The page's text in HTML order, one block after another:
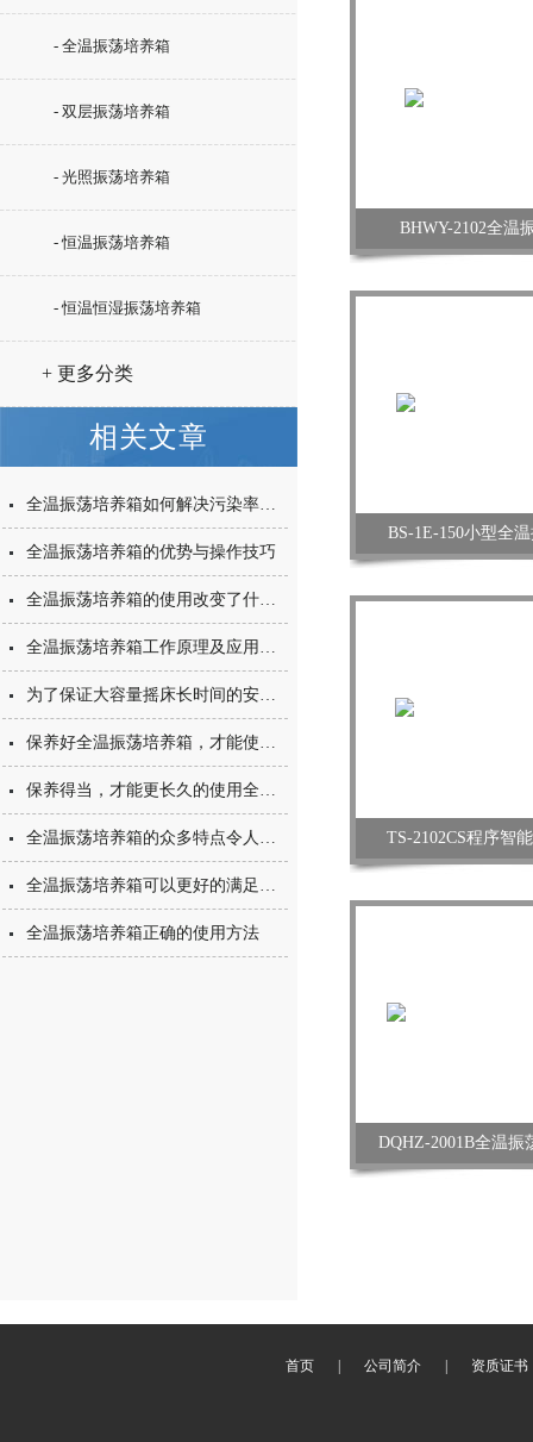
- 全温振荡培养箱
- 双层振荡培养箱
- 光照振荡培养箱
- 恒温振荡培养箱
- 恒温恒湿振荡培养箱
+ 更多分类
相关文章
全温振荡培养箱如何解决污染率与生长周期矛盾？
全温振荡培养箱的优势与操作技巧
全温振荡培养箱的使用改变了什么？
全温振荡培养箱工作原理及应用范围
为了保证大容量摇床长时间的安全使用，适当的维护工作可少不了
保养好全温振荡培养箱，才能使它一直保持一个良好的工作状态
保养得当，才能更长久的使用全温振荡培养箱
全温振荡培养箱的众多特点令人眼花缭乱
全温振荡培养箱可以更好的满足用户的需求
全温振荡培养箱正确的使用方法
BHWY-2102全温
BS-1E-150小型全
TS-2102CS程序智
DQHZ-2001B全温振
首页 公司简介 资质证书